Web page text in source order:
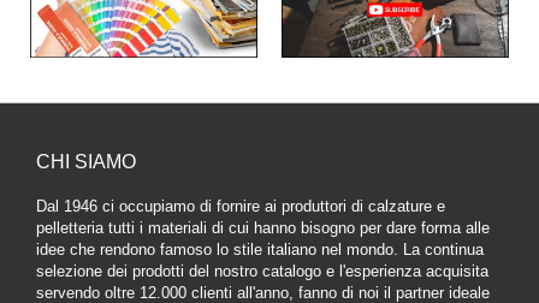
CHI SIAMO
Dal 1946 ci occupiamo di fornire ai produttori di calzature e
pelletteria tutti i materiali di cui hanno bisogno per dare forma alle
idee che rendono famoso lo stile italiano nel mondo. La continua
selezione dei prodotti del nostro catalogo e l'esperienza acquisita
servendo oltre 12.000 clienti all'anno, fanno di noi il partner ideale